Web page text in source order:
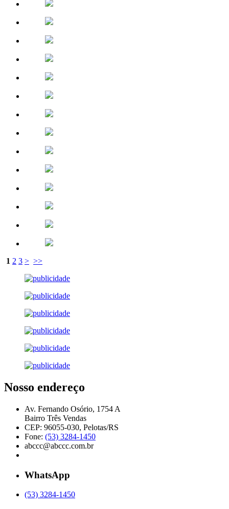
1 2 3 > >>
Nosso endereço
Av. Fernando Osório, 1754 A
Bairro Três Vendas
CEP: 96055-030, Pelotas/RS
Fone: (53) 3284-1450
abccc@abccc.com.br
WhatsApp
(53) 3284-1450